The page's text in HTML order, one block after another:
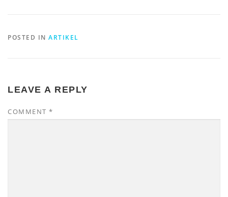
POSTED IN ARTIKEL
LEAVE A REPLY
COMMENT *